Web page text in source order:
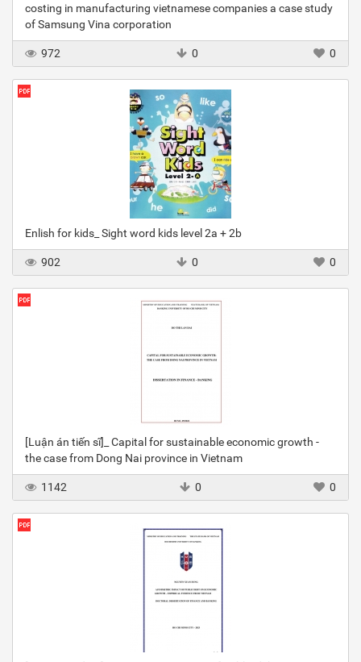
costing in manufacturing vietnamese companies a case study
of Samsung Vina corporation
972 0 0
Enlish for kids_ Sight word kids level 2a + 2b
902 0 0
[Luận án tiến sĩ]_ Capital for sustainable economic growth -
the case from Dong Nai province in Vietnam
1142 0 0